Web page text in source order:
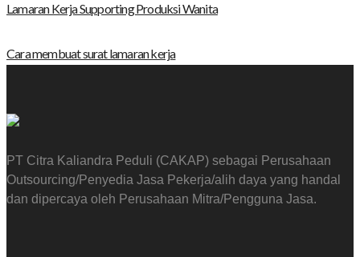
Lamaran Kerja Supporting Produksi Wanita
Cara membuat surat lamaran kerja
PT Citra Kaliandra Peduli (CAKAP) sebagai Perusahaan
Outsourcing/Penyedia Jasa Pekerja/alih daya yang handal
dan dipercaya oleh Perusahaan Mitra/Pengguna Jasa.